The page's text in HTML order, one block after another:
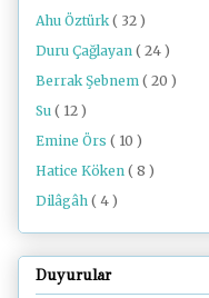
Ahu Öztürk ( 32 )
Duru Çağlayan ( 24 )
Berrak Şebnem ( 20 )
Su ( 12 )
Emine Örs ( 10 )
Hatice Köken ( 8 )
Dilâgâh ( 4 )
Duyurular